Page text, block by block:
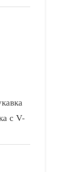
с V-